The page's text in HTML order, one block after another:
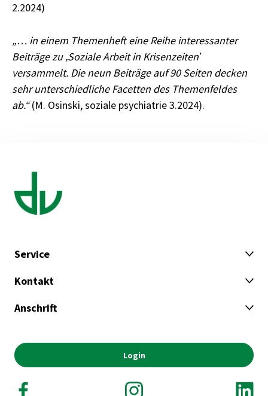
2.2024)
„… in einem Themenheft eine Reihe interessanter
Beiträge zu ‚Soziale Arbeit in Krisenzeitenʽ
versammelt. Die neun Beiträge auf 90 Seiten decken
sehr unterschiedliche Facetten des Themenfeldes
ab.“(M. Osinski, soziale psychiatrie 3.2024).
Service
Kontakt
Anschrift
Login